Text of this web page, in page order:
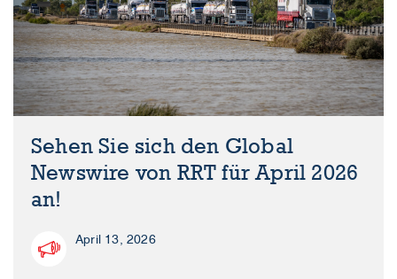
Sehen Sie sich den Global
Newswire von RRT für April 2026
an!
April 13, 2026